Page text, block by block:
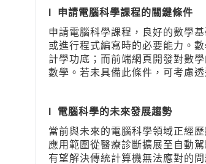
申請電腦科學課程的關鍵條件
申請電腦科學課程，良好的數學
或進行程式編寫時的必要能力。
計學功底；而前端網頁開發對數
數學。若未具備此條件，可考慮
電腦科學的未來發展趨勢
當前與未來的電腦科學領域正經歷
應用範圍從醫療診斷擴展至自動
有望解決傳統計算機無法應對的問